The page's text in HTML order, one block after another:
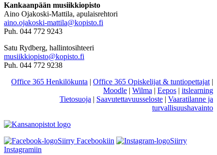
Kankaanpään musiikkiopisto
Aino Ojakoski-Mattila, apulaisrehtori
aino.ojakoski-mattila@kopisto.fi
Puh. 044 772 9243
Satu Rydberg, hallintosihteeri
musiikkiopisto@kopisto.fi
Puh. 044 772 9238
Office 365 Henkilökunta | Office 365 Opiskelijat & tuntiopettajat |
Moodle | Wilma | Eepos | itslearning
Tietosuoja | Saavutettavuusseloste | Vaaratilanne ja
turvallisuushavainto
Siirry Facebookiin
Siirry
Instagramiin